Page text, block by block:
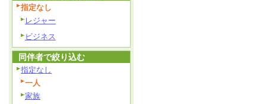
指定なし
レジャー
ビジネス
同伴者で絞り込む
指定なし
一人
家族